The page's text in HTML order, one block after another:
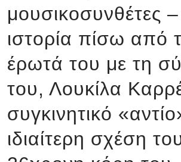
μουσικοσυνθέτες
ιστορία πίσω από
έρωτά του με τη
του, Λουκίλα
συγκινητικό
ιδιαίτερη σχέση